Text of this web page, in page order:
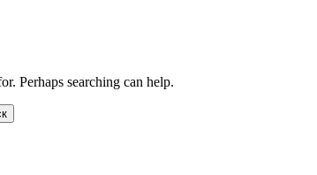
Perhaps searching can help.